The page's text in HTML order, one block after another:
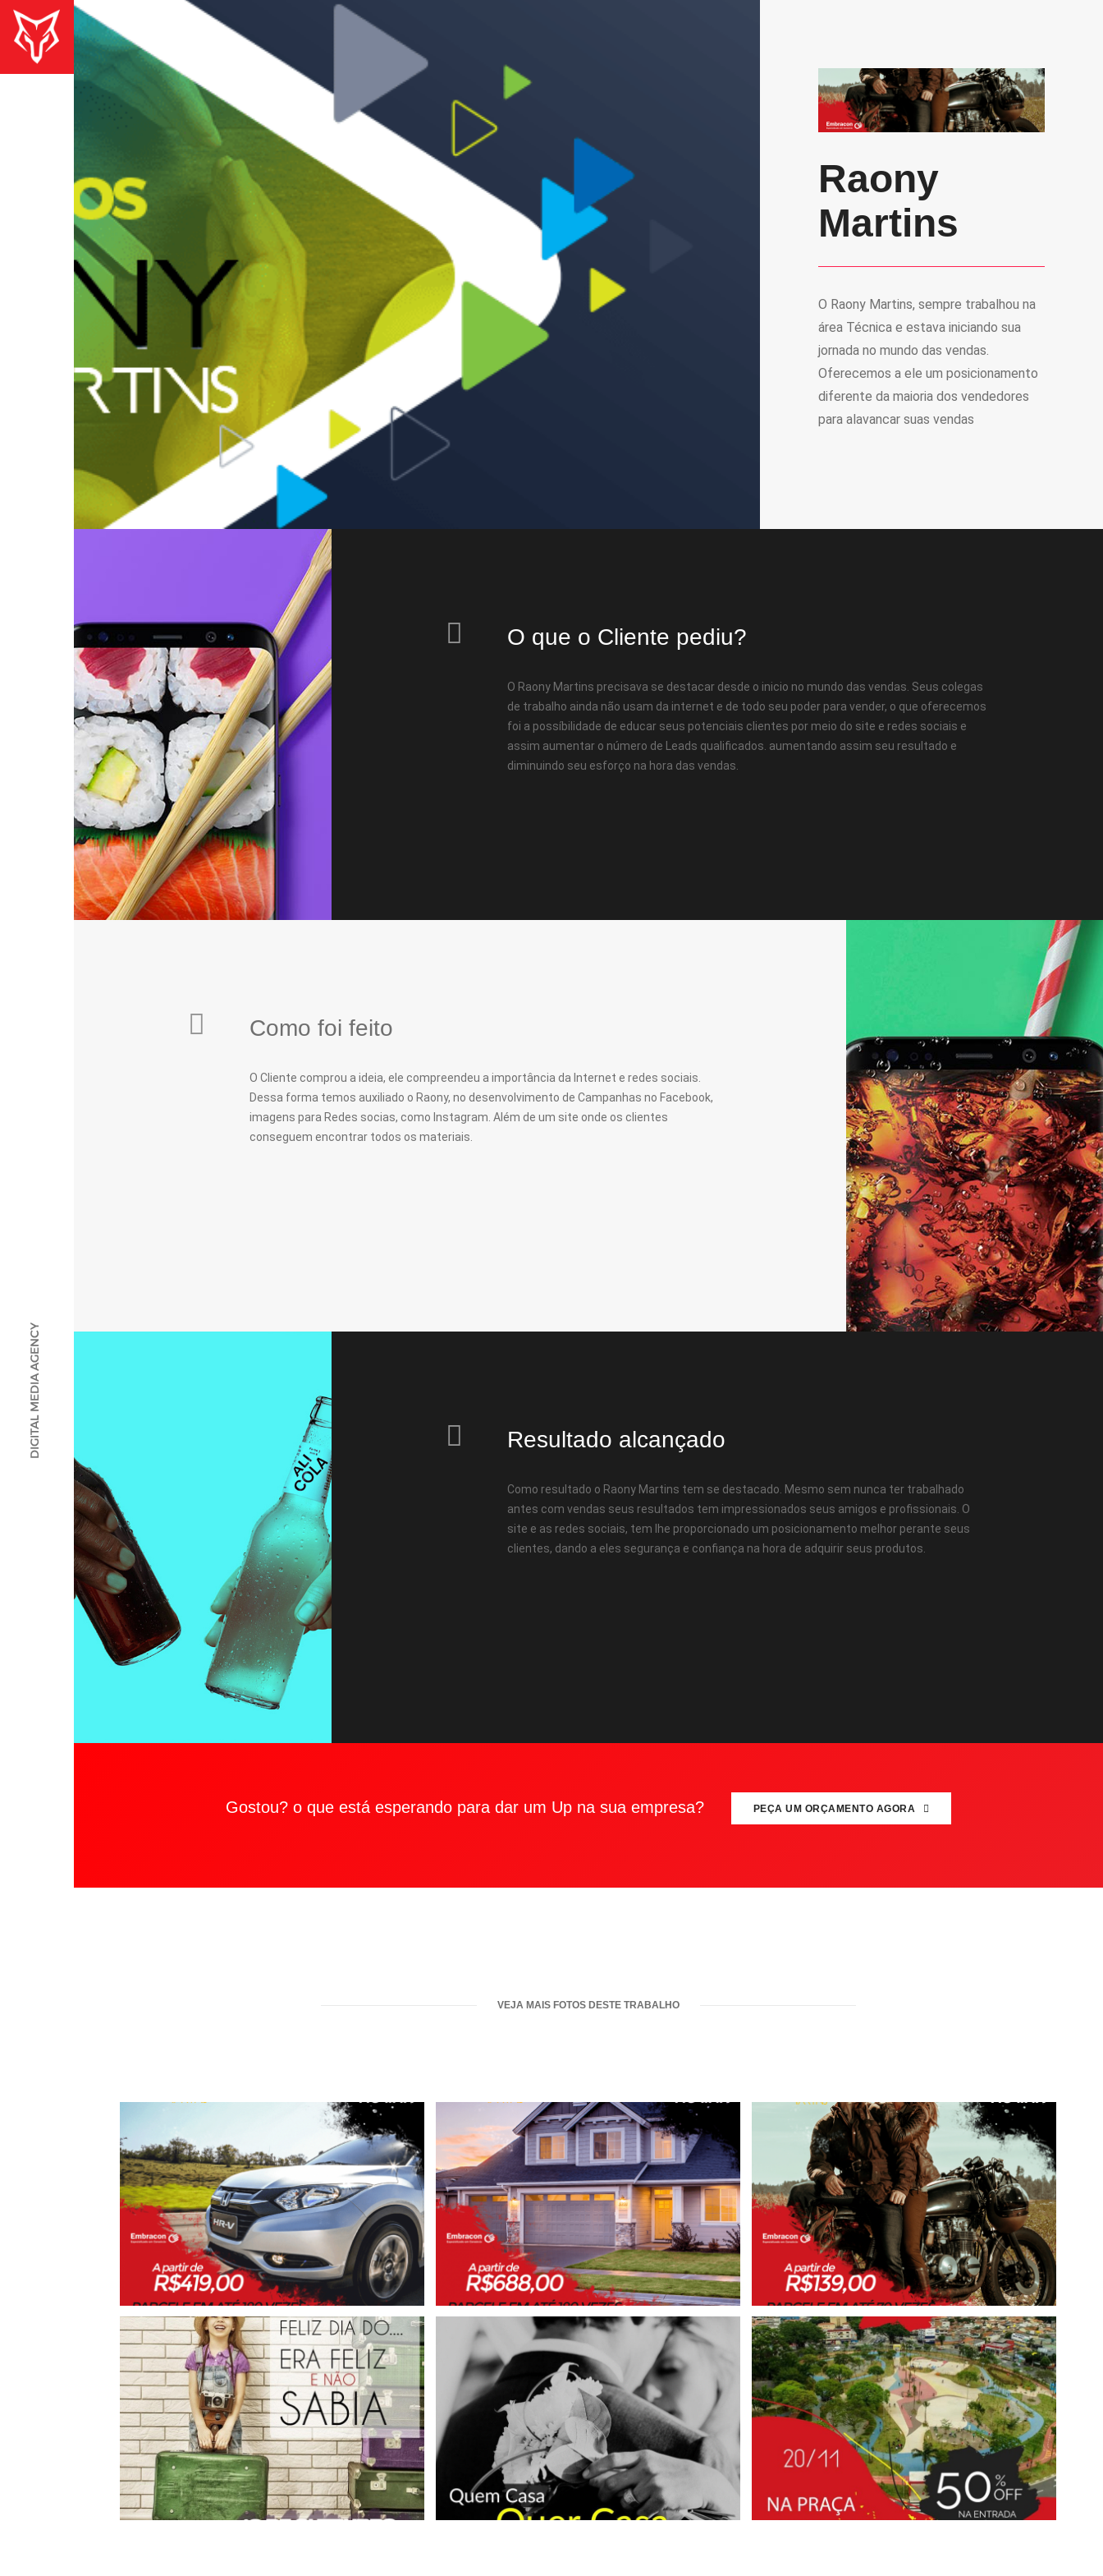
Raony
Martins
O Raony Martins, sempre trabalhou na
área Técnica e estava iniciando sua
jornada no mundo das vendas.
Oferecemos a ele um posicionamento
diferente da maioria dos vendedores
para alavancar suas vendas
O que o Cliente pediu?
O Raony Martins precisava se destacar desde o inicio no mundo das vendas. Seus colegas
de trabalho ainda não usam da internet e de todo seu poder para vender, o que oferecemos
foi a possíbilidade de educar seus potenciais clientes por meio do site e redes sociais e
assim aumentar o número de Leads qualificados. aumentando assim seu resultado e
diminuindo seu esforço na hora das vendas.
Como foi feito
O Cliente comprou a ideia, ele compreendeu a importância da Internet e redes sociais.
Dessa forma temos auxiliado o Raony, no desenvolvimento de Campanhas no Facebook,
imagens para Redes socias, como Instagram. Além de um site onde os clientes
conseguem encontrar todos os materiais.
Resultado alcançado
Como resultado o Raony Martins tem se destacado. Mesmo sem nunca ter trabalhado
antes com vendas seus resultados tem impressionados seus amigos e profissionais. O
site e as redes sociais, tem lhe proporcionado um posicionamento melhor perante seus
clientes, dando a eles segurança e confiança na hora de adquirir seus produtos.
Gostou? o que está esperando para dar um Up na sua empresa? PEÇA UM ORÇAMENTO AGORA
VEJA MAIS FOTOS DESTE TRABALHO